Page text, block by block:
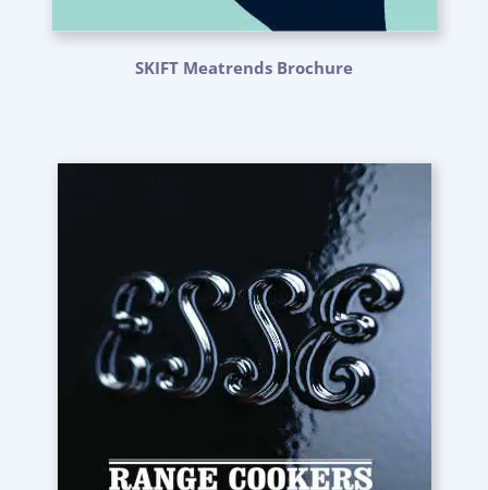
SKIFT Meatrends Brochure